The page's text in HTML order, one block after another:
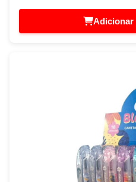
Adicionar